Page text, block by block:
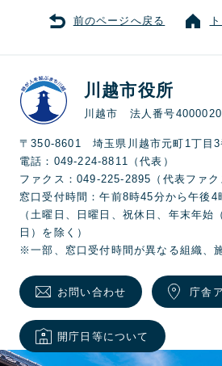
前のページへ戻る
川越市役所
川越市 法人番号
〒350-8601 埼玉県川越市元町1丁目3
電話：049-224-8811（代表）
ファクス：049-225-2895（代表ファク
窓口受付時間：午前8時45分から午後4
（土曜日、日曜日、祝休日、年末年始
日）を除く）
※一部、窓口受付時間が異なる組織、
お問い合わせ 庁舎
開庁日等について